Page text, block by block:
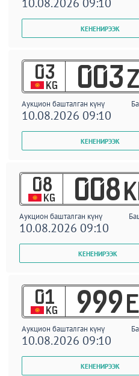
03
KG 003
Аукцион башталган күнү
10.08.2026 09:10
08
KG 008
Аукцион башталган күнү
10.08.2026 09:10
01
KG 999
Аукцион башталган күнү
10.08.2026 09:10